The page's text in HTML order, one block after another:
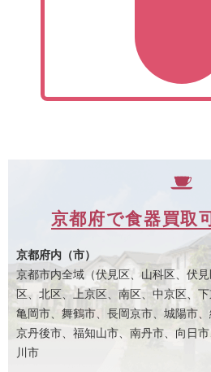
京都府で食器買取
京都府内（市）
京都市内全域（伏見区、山科区、伏
区、北区、上京区、南区、中京区、下
亀岡市、舞鶴市、長岡京市、城陽市、
京丹後市、福知山市、南丹市、向日
川市